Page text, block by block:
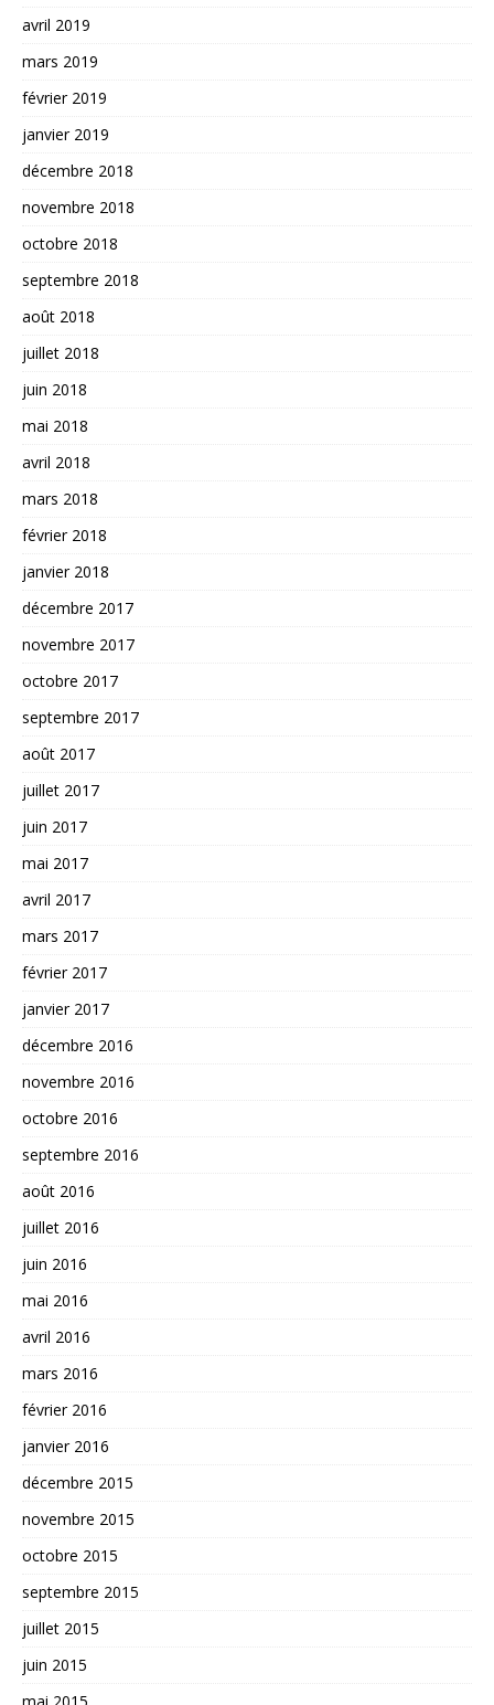
avril 2019
mars 2019
février 2019
janvier 2019
décembre 2018
novembre 2018
octobre 2018
septembre 2018
août 2018
juillet 2018
juin 2018
mai 2018
avril 2018
mars 2018
février 2018
janvier 2018
décembre 2017
novembre 2017
octobre 2017
septembre 2017
août 2017
juillet 2017
juin 2017
mai 2017
avril 2017
mars 2017
février 2017
janvier 2017
décembre 2016
novembre 2016
octobre 2016
septembre 2016
août 2016
juillet 2016
juin 2016
mai 2016
avril 2016
mars 2016
février 2016
janvier 2016
décembre 2015
novembre 2015
octobre 2015
septembre 2015
juillet 2015
juin 2015